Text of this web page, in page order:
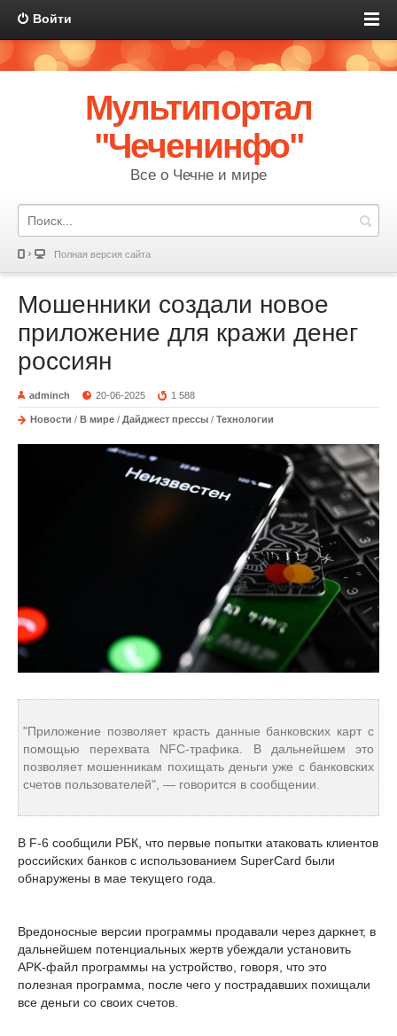
Войти
Мультипортал
"Чеченинфо"
Все о Чечне и мире
Полная версия сайта
Мошенники создали новое
приложение для кражи денег
россиян
adminch 20-06-2025 1 588
Новости / В мире / Дайджест прессы / Технологии
"Приложение позволяет красть данные банковских карт с
помощью перехвата NFC-трафика. В дальнейшем это
позволяет мошенникам похищать деньги уже с банковских
счетов пользователей", — говорится в сообщении.
В F-6 сообщили РБК, что первые попытки атаковать клиентов
российских банков с использованием SuperCard были
обнаружены в мае текущего года.
Вредоносные версии программы продавали через даркнет, в
дальнейшем потенциальных жертв убеждали установить
APK-файл программы на устройство, говоря, что это
полезная программа, после чего у пострадавших похищали
все деньги со своих счетов.